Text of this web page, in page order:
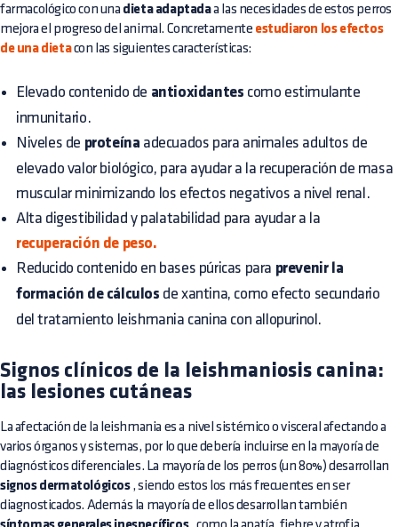
farmacológico con una dieta adaptadaa las necesidades de estos perros
mejora el progreso del animal. Concretamente estudiaron los efectos
de una dietacon las siguientes características:
Elevado contenido de antioxidantes como estimulante
inmunitario.
Niveles de proteína adecuados para animales adultos de
elevado valor biológico, para ayudar a la recuperación de masa
muscular minimizando los efectos negativos a nivel renal.
Alta digestibilidad y palatabilidad para ayudar a la
recuperación de peso.
Reducido contenido en bases púricas para prevenir la
formación de cálculos de xantina, como efecto secundario
del tratamiento leishmania canina con allopurinol.
Signos clínicos de la leishmaniosis canina:
las lesiones cutáneas
La afectación de la leishmania es a nivel sistémico o visceral afectando a
varios órganos y sistemas, por lo que debería incluirse en la mayoría de
diagnósticos diferenciales. La mayoría de los perros (un 80%) desarrollan
signos dermatológicos, siendo estos los más frecuentes en ser
diagnosticados. Además la mayoría de ellos desarrollan también